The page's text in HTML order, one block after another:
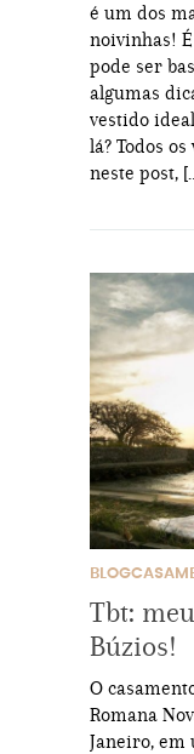
é um dos
noivinhas!
pode ser
algumas
vestido
lá? Todos
neste post,
Tbt:
Búzios!
O
Romana
Janeiro, em